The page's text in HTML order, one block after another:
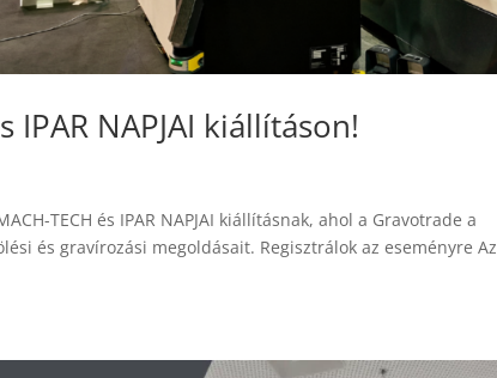
IPAR NAPJAI kiállításon!
TECH és IPAR NAPJAI kiállításnak, ahol a Gravotrade a
és gravírozási megoldásait. Regisztrálok az eseményre Az